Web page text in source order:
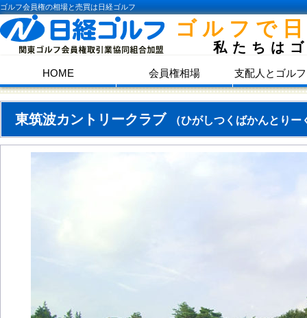
ゴルフ会員権の相場と売買は日経ゴルフ
ゴルフで
私たちは
HOME 会員権相場 支配人とゴル
東筑波カントリークラブ （ひがしつくばかんとりー